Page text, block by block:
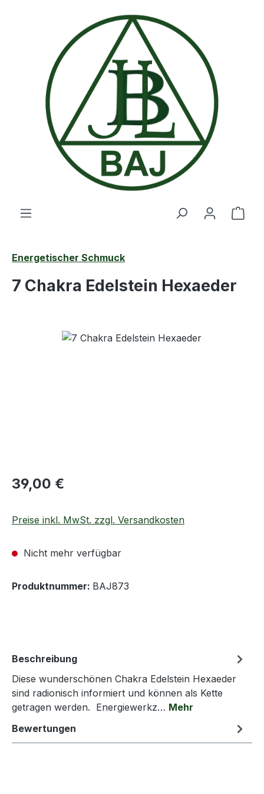
Zum Hauptinhalt springen
Energetischer Schmuck
7 Chakra Edelstein Hexaeder
Bildergalerie überspringen
Regulärer Preis:
39,00 €
Preise inkl. MwSt. zzgl. Versandkosten
Nicht mehr verfügbar
Produktnummer: BAJ873
Beschreibung
Diese wunderschönen Chakra Edelstein Hexaeder
sind radionisch informiert und können als Kette
getragen werden. Energiewerkz… Mehr
Bewertungen